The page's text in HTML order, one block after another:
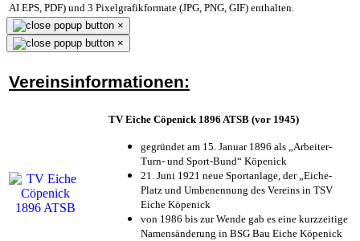
AI EPS, PDF) und 3 Pixelgrafikformate (JPG, PNG, GIF) enthalten.
×
×
Vereinsinformationen:
TV Eiche Cöpenick 1896 ATSB (vor 1945)
gegründet am 15. Januar 1896 als „Arbeiter-
Turn- und Sport-Bund“ Köpenick
21. Juni 1921 neue Sportanlage, der „Eiche-
Platz und Umbenennung des Vereins in TSV
Eiche Köpenick
von 1986 bis zur Wende gab es eine kurzzeitige
Namensänderung in BSG Bau Eiche Köpenick